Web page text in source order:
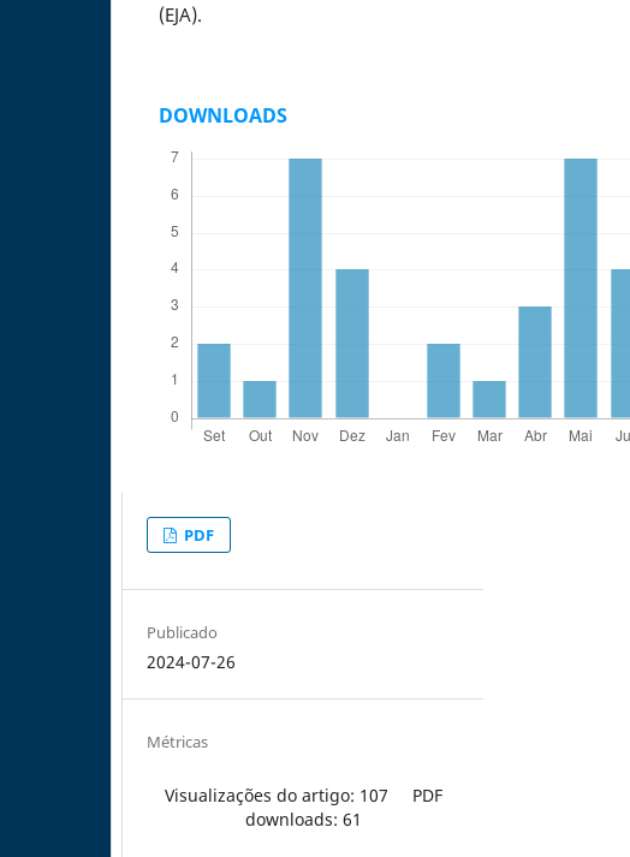
(EJA).
DOWNLOADS
PDF
Publicado
2024-07-26
Métricas
Visualizações do artigo: 107
PDF
downloads: 61